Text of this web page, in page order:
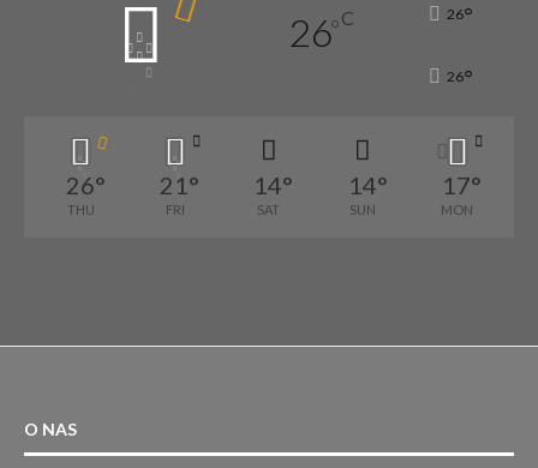
26°C 26°
26°
26°
THU
21 °
FRI
14°
SAT
14°
SUN
17°
MON
O NAS